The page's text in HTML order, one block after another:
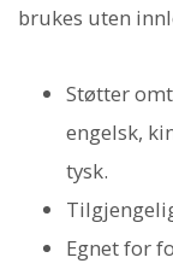
brukes uten
Støtter
engelsk,
tysk.
Egnet for